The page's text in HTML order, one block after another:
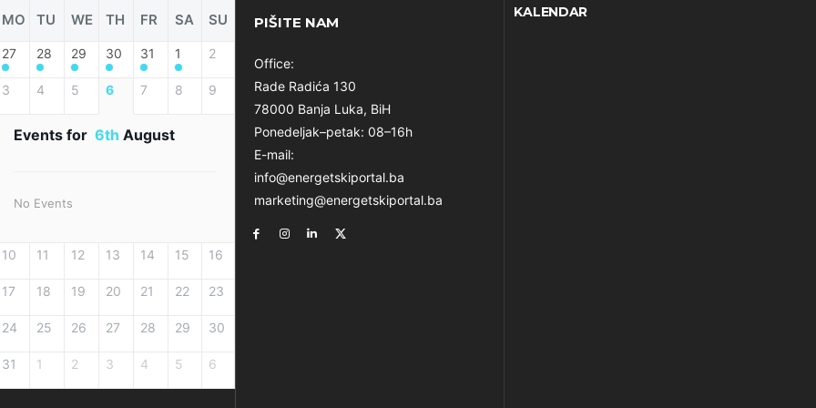
MO TU WE TH FR SA SU
27 28 29 30 31 1 2
3 4 5 6 7 8 9
Events for 6th August
No Events
10 11 12 13 14 15 16
17 18 19 20 21 22 23
24 25 26 27 28 29 30
31 1 2 3 4 5 6
PIŠITE NAM
Office:
Rade Radića 130
78000 Banja Luka, BiH
Ponedeljak–petak: 08–16h
E-mail:
info@energetskiportal.ba
marketing@energetskiportal.ba
KALENDAR